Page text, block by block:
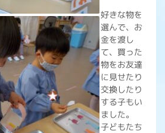
好きな物を
選んで、お
金を渡し
て、買った
物をお友達
に見せたり
交換したり
する子もい
ました。
子どもたち